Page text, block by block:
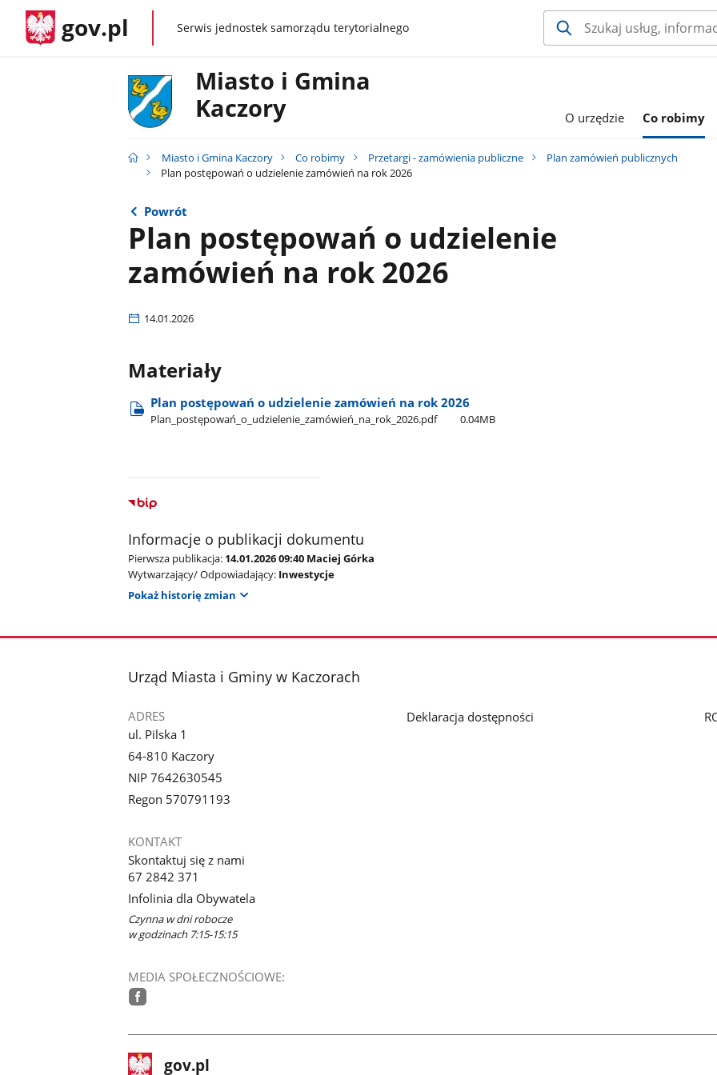
gov.pl gov.plSerwis jednostek samorządu terytorialnego
Miasto i Gmina
Kaczory
O urzędzie Co robimy
Miasto i Gmina Kaczory Co robimy Przetargi - zamówienia publiczne
Plan zamówień publicznych
Plan postępowań o udzielenie zamówień na rok 2026
Powrót
Plan postępowań o udzielenie
zamówień na rok 2026
14.01.2026
Materiały
Plan postępowań o udzielenie zamówień na rok 2026
Plan​_postępowań​_o​_udzielenie​_zamówień​_na​_rok​_2026.pdf 0.04MB
Informacje o publikacji dokumentu
Pierwsza publikacja: 14.01.2026 09:40 Maciej Górka
Wytwarzający/ Odpowiadający: Inwestycje
Pokaż historię zmian
stopka
Urząd Miasta i Gminy w Kaczorach
ADRES
ul. Pilska 1
64-810 Kaczory
NIP 7642630545
Regon 570791193
KONTAKT
Skontaktuj się z nami
67 2842 371
Infolinia dla Obywatela
Czynna w dni robocze
w godzinach 7:15-15:15
MEDIA SPOŁECZNOŚCIOWE:
Deklaracja dostępności
stopkaStrona
gov.pl